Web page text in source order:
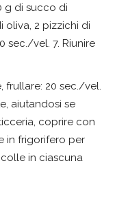
g di succo di
oliva, 2 pizzichi di
sec./vel. 7. Riunire
frullare: 20 sec./vel.
aiutandosi se
coprire con
in frigorifero per
in ciascuna